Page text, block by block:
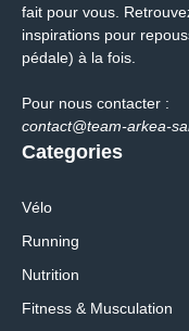
fait pour vous.
inspirations pour
pédale) à la fois.
Pour nous contacter :
contact@team-arkea-
Categories
Vélo
Running
Nutrition
Fitness & Musculation